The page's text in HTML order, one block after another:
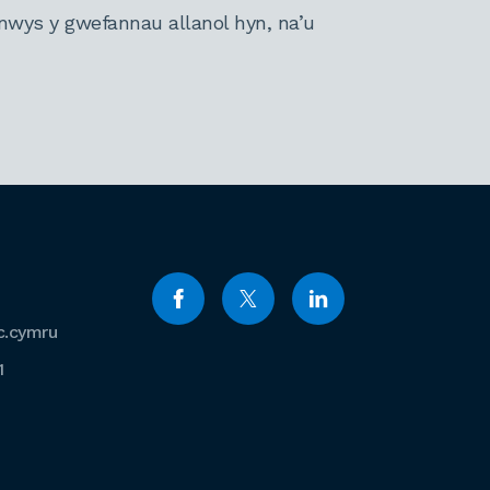
y gwefannau allanol hyn, na’u